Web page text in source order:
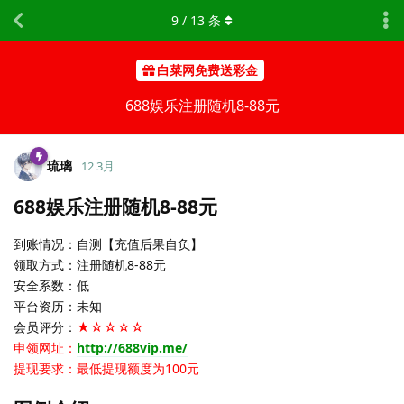
白菜网免费送彩金
688娱乐注册随机8-88元
9 / 13 条
琉璃 12 3月
688娱乐注册随机8-88元
到账情况：自测【充值后果自负】
领取方式：注册随机8-88元
安全系数：低
平台资历：未知
会员评分： ★☆☆☆☆
申领网址： http://688vip.me/
提现要求：最低提现额度为100元